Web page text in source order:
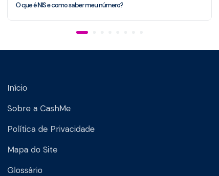
O que é NIS e como saber meu número?
Início
Sobre a CashMe
Política de Privacidade
Mapa do Site
Glossário